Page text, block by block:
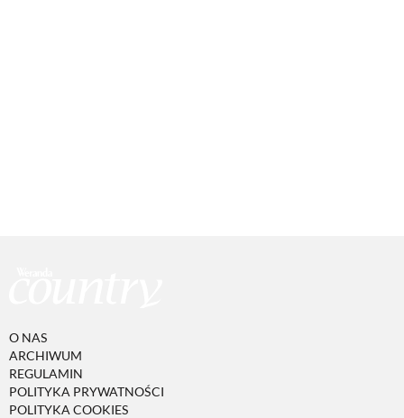
O NAS
ARCHIWUM
REGULAMIN
POLITYKA PRYWATNOŚCI
POLITYKA COOKIES